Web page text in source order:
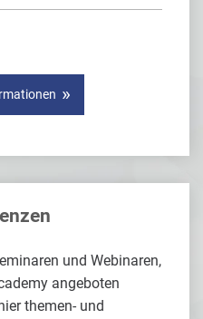
und Webinaren,
angeboten
themen- und